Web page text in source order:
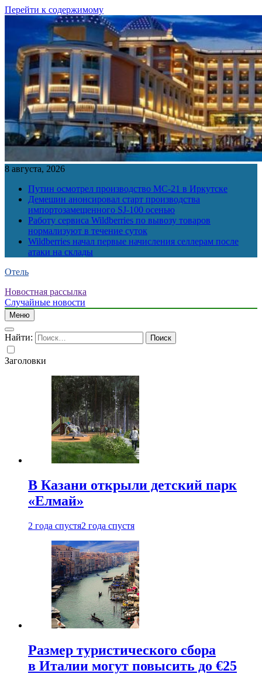
Перейти к содержимому
8 августа, 2026
Путин осмотрел производство МС-21 в Иркутске
Демешин анонсировал старт производства
импортозамещенного SJ-100 осенью
Работу сервиса Wildberries по вывозу товаров
нормализуют в течение суток
Wildberries начал первые начисления селлерам после
атаки на склады
Отель
Новостная рассылка
Случайные новости
Меню
Найти:
Заголовки
В Казани открыли детский парк
«Елмай»
2 года спустя2 года спустя
Размер туристического сбора
в Италии могут повысить до €25